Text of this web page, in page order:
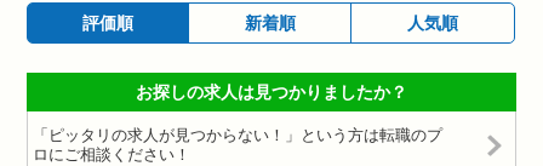
評価順 新着順 人気順
お探しの求人は見つかりましたか？
「ピッタリの求人が見つからない！」という方は転職のプ
ロにご相談ください！